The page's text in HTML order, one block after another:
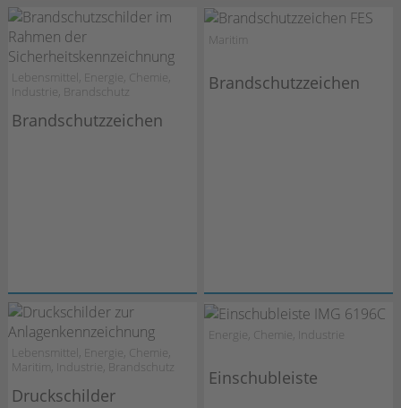
Lebensmittel, Energie, Chemie,
Industrie, Brandschutz
Brandschutzzeichen
Maritim
Brandschutzzeichen
Lebensmittel, Energie, Chemie,
Maritim, Industrie, Brandschutz
Druckschilder
Energie, Chemie, Industrie
Einschubleiste